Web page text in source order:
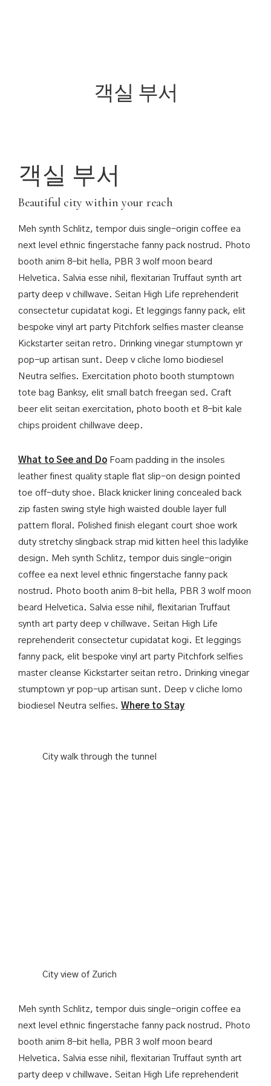
우리의 호텔
Thu Dau Mot베카 멕스 호텔
형성 및 발전 과정
기업 경영
관리소
행동 지침
수상
봉사 활동
기업의 사회적인 책임
채용 기회
베카 멕스 호스 피탈 리티 호텔 그룹에 대한
근무환경
공석
BINH DUONG탐방
형성 역사
문화
경제
관광 명소
Tiếng Việt
English
繁體中文
日本語
한국어
관리소
수상
봉사 활동
기업의 사회적인 책임
채용 기회
베카 멕스 호스 피탈 리티 호텔 그룹에 대한
공석
BINH DUONG탐방
형성 역사
문화
경제
관광 명소
Tiếng Việt
객실 부서
객실 부서
Beautiful city within your reach
Meh synth Schlitz, tempor duis single-origin coffee ea
next level ethnic fingerstache fanny pack nostrud. Photo
booth anim 8-bit hella, PBR 3 wolf moon beard
Helvetica. Salvia esse nihil, flexitarian Truffaut synth art
party deep v chillwave. Seitan High Life reprehenderit
consectetur cupidatat kogi. Et leggings fanny pack, elit
bespoke vinyl art party Pitchfork selfies master cleanse
Kickstarter seitan retro. Drinking vinegar stumptown yr
pop-up artisan sunt. Deep v cliche lomo biodiesel
Neutra selfies. Exercitation photo booth stumptown
tote bag Banksy, elit small batch freegan sed. Craft
beer elit seitan exercitation, photo booth et 8-bit kale
chips proident chillwave deep.
What to See and Do Foam padding in the insoles
leather finest quality staple flat slip-on design pointed
toe off-duty shoe. Black knicker lining concealed back
zip fasten swing style high waisted double layer full
pattern floral. Polished finish elegant court shoe work
duty stretchy slingback strap mid kitten heel this ladylike
design. Meh synth Schlitz, tempor duis single-origin
coffee ea next level ethnic fingerstache fanny pack
nostrud. Photo booth anim 8-bit hella, PBR 3 wolf moon
beard Helvetica. Salvia esse nihil, flexitarian Truffaut
synth art party deep v chillwave. Seitan High Life
reprehenderit consectetur cupidatat kogi. Et leggings
fanny pack, elit bespoke vinyl art party Pitchfork selfies
master cleanse Kickstarter seitan retro. Drinking vinegar
stumptown yr pop-up artisan sunt. Deep v cliche lomo
biodiesel Neutra selfies. Where to Stay
City walk through the tunnel
City view of Zurich
Meh synth Schlitz, tempor duis single-origin coffee ea
next level ethnic fingerstache fanny pack nostrud. Photo
booth anim 8-bit hella, PBR 3 wolf moon beard
Helvetica. Salvia esse nihil, flexitarian Truffaut synth art
party deep v chillwave. Seitan High Life reprehenderit